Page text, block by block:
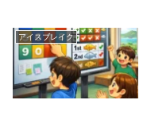
アイスブレイク